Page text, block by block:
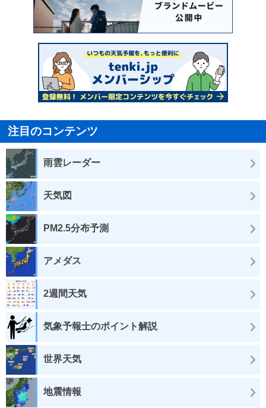
注目のコンテンツ
雨雲レーダー
天気図
PM2.5分布予測
アメダス
2週間天気
気象予報士のポイント解説
世界天気
地震情報